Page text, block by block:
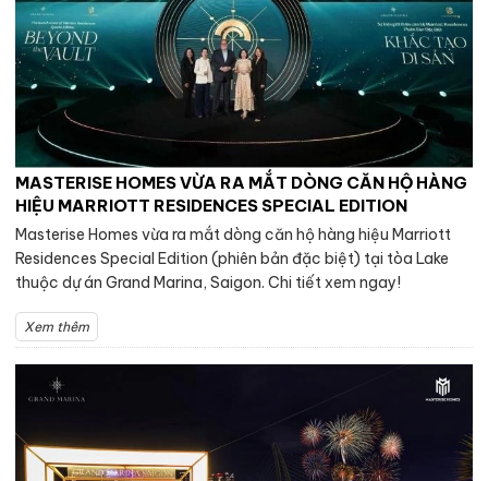
MASTERISE HOMES VỪA RA MẮT DÒNG CĂN HỘ HÀNG
HIỆU MARRIOTT RESIDENCES SPECIAL EDITION
Masterise Homes vừa ra mắt dòng căn hộ hàng hiệu Marriott
Residences Special Edition (phiên bản đặc biệt) tại tòa Lake
thuộc dự án Grand Marina, Saigon. Chi tiết xem ngay!
Xem thêm